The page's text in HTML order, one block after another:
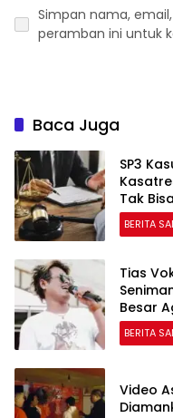
Simpan nama,
peramban ini untuk
Baca Juga
SP3
Tak
BERITA
Tias
Besar
BERITA
Video